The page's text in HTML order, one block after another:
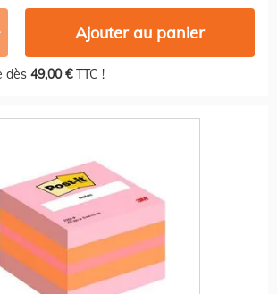
Ajouter au panier
dès 49,00 €TTC !